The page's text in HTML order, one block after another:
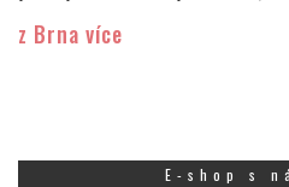
z Brna více
E-shop s